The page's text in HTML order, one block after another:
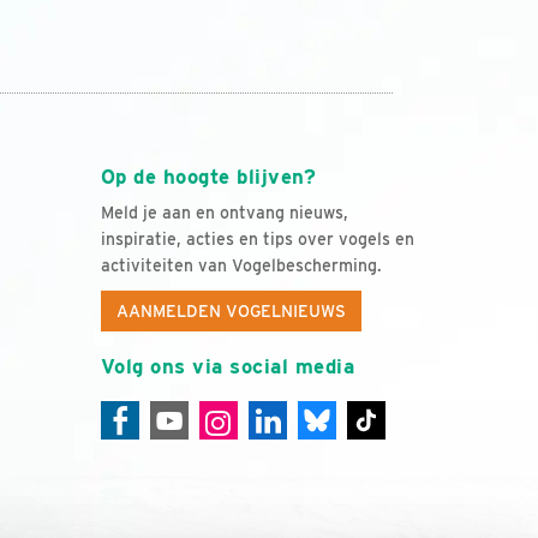
Op de hoogte blijven?
Meld je aan en ontvang nieuws,
inspiratie, acties en tips over vogels en
activiteiten van Vogelbescherming.
AANMELDEN VOGELNIEUWS
Volg ons via social media